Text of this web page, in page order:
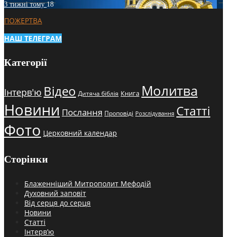
3 тижні тому18
ПОЖЕРТВА
НАШ ТЕЛЕГРАМ
Категорії
Інтерв'ю Відео Дитяча біблія Книга Молитва
Новини Послання Проповіді Розслідування Статті
Фото Церковний календар
Сторінки
Блаженніший Митрополит Мефодій
Духовний заповіт
Від серця до серця
Новини
Статті
Інтерв’ю